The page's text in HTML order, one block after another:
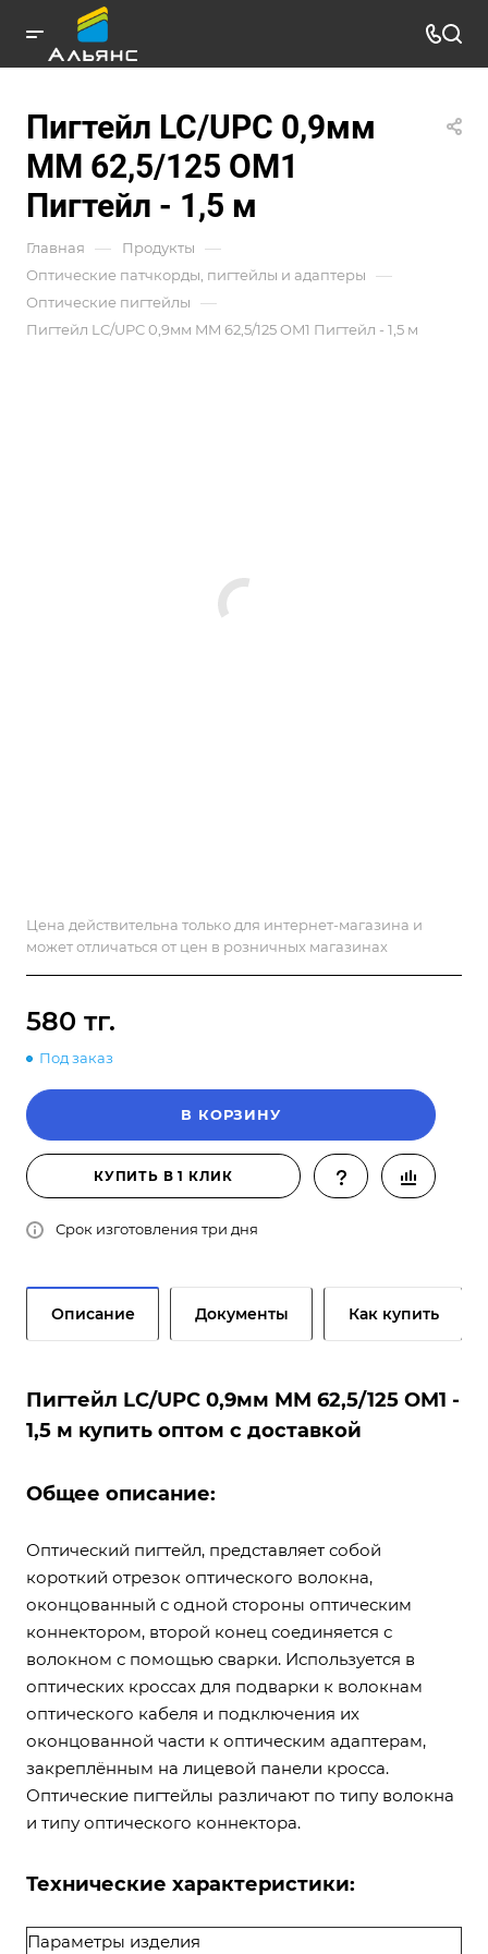
Пигтейл LC/UPC 0,9мм
MM 62,5/125 OM1
Пигтейл - 1,5 м
Главная — Продукты —
Оптические патчкорды, пигтейлы и адаптеры —
Оптические пигтейлы —
Пигтейл LC/UPC 0,9мм MM 62,5/125 OM1 Пигтейл - 1,5 м
Цена действительна только для интернет-магазина и
может отличаться от цен в розничных магазинах
580 тг.
Под заказ
В КОРЗИНУ
КУПИТЬ В 1 КЛИК
Срок изготовления три дня
Описание Документы Как купить
Пигтейл LC/UPC 0,9мм MM 62,5/125 OM1 -
1,5 м купить оптом с доставкой
Общее описание:
Оптический пигтейл, представляет собой
короткий отрезок оптического волокна,
оконцованный с одной стороны оптическим
коннектором, второй конец соединяется с
волокном с помощью сварки. Используется в
оптических кроссах для подварки к волокнам
оптического кабеля и подключения их
оконцованной части к оптическим адаптерам,
закреплённым на лицевой панели кросса.
Оптические пигтейлы различают по типу волокна
и типу оптического коннектора.
Технические характеристики:
Параметры изделия